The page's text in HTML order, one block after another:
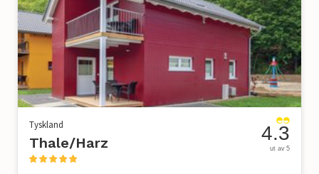
Tyskland
Thale/Harz 4.3
ut av 5